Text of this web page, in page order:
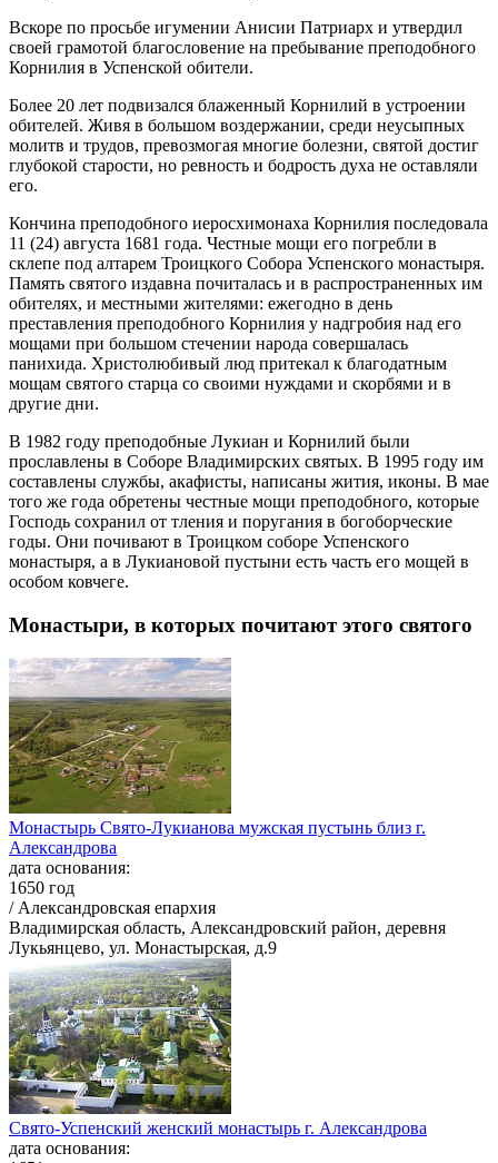
Вскоре по просьбе игумении Анисии Патриарх и утвердил
своей грамотой благословение на пребывание преподобного
Корнилия в Успенской обители.
Более 20 лет подвизался блаженный Корнилий в устроении
обителей. Живя в большом воздержании, среди неусыпных
молитв и трудов, превозмогая многие болезни, святой достиг
глубокой старости, но ревность и бодрость духа не оставляли
его.
Кончина преподобного иеросхимонаха Корнилия последовала
11 (24) августа 1681 года. Честные мощи его погребли в
склепе под алтарем Троицкого Собора Успенского монастыря.
Память святого издавна почиталась и в распространенных им
обителях, и местными жителями: ежегодно в день
преставления преподобного Корнилия у надгробия над его
мощами при большом стечении народа совершалась
панихида. Христолюбивый люд притекал к благодатным
мощам святого старца со своими нуждами и скорбями и в
другие дни.
В 1982 году преподобные Лукиан и Корнилий были
прославлены в Соборе Владимирских святых. В 1995 году им
составлены службы, акафисты, написаны жития, иконы. В мае
того же года обретены честные мощи преподобного, которые
Господь сохранил от тления и поругания в богоборческие
годы. Они почивают в Троицком соборе Успенского
монастыря, а в Лукиановой пустыни есть часть его мощей в
особом ковчеге.
Монастыри, в которых почитают этого святого
Монастырь Свято-Лукианова мужская пустынь близ г.
Александрова
дата основания:
1650 год
/ Александровская епархия
Владимирская область, Александровский район, деревня
Лукьянцево, ул. Монастырская, д.9
Свято-Успенский женский монастырь г. Александрова
дата основания: